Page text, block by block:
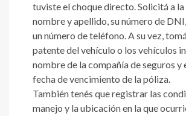
tuviste el choque directo. Solicitá a la
nombre y apellido, su número de
un número de teléfono. A su vez,
patente del vehículo o los vehículos
nombre de la compañía de seguros y
fecha de vencimiento de la póliza.
También tenés que registrar las
manejo y la ubicación en la que